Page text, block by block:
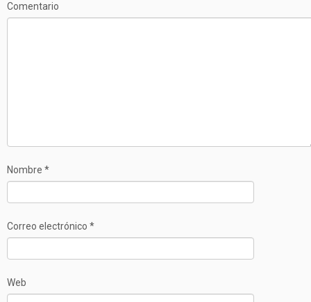
Comentario
Nombre *
Correo electrónico *
Web